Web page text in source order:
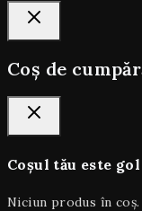
Coș de
Coșul tău este gol
Niciun produs în